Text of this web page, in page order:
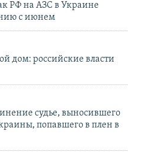
РФ на АЗС в Украине
с июнем
дом: российские власти
судье, выносившего
попавшего в плен в